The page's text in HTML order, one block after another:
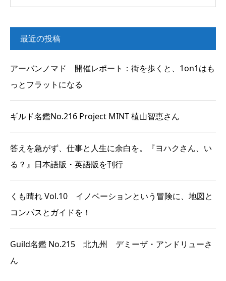
最近の投稿
アーバンノマド 開催レポート：街を歩くと、1on1はも
っとフラットになる
ギルド名鑑No.216 Project MINT 植山智恵さん
答えを急がず、仕事と人生に余白を。『ヨハクさん、い
る？』日本語版・英語版を刊行
くも晴れ Vol.10 イノベーションという冒険に、地図と
コンパスとガイドを！
Guild名鑑 No.215 北九州 デミーザ・アンドリューさ
ん